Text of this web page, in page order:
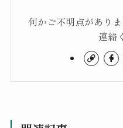
何かご不明点があり
連絡